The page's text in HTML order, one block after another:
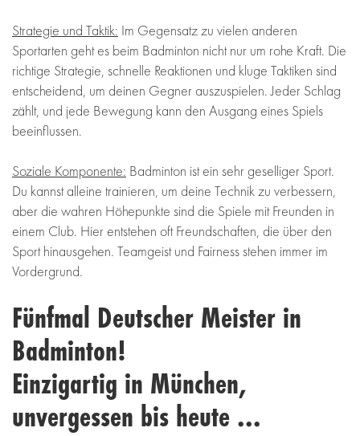
Strategie und Taktik: Im Gegensatz zu vielen anderen
Sportarten geht es beim Badminton nicht nur um rohe Kraft. Die
richtige Strategie, schnelle Reaktionen und kluge Taktiken sind
entscheidend, um deinen Gegner auszuspielen. Jeder Schlag
zählt, und jede Bewegung kann den Ausgang eines Spiels
beeinflussen.
Soziale Komponente: Badminton ist ein sehr geselliger Sport.
Du kannst alleine trainieren, um deine Technik zu verbessern,
aber die wahren Höhepunkte sind die Spiele mit Freunden in
einem Club. Hier entstehen oft Freundschaften, die über den
Sport hinausgehen. Teamgeist und Fairness stehen immer im
Vordergrund.
Fünfmal Deutscher Meister in
Badminton!
Einzigartig in München,
unvergessen bis heute ...